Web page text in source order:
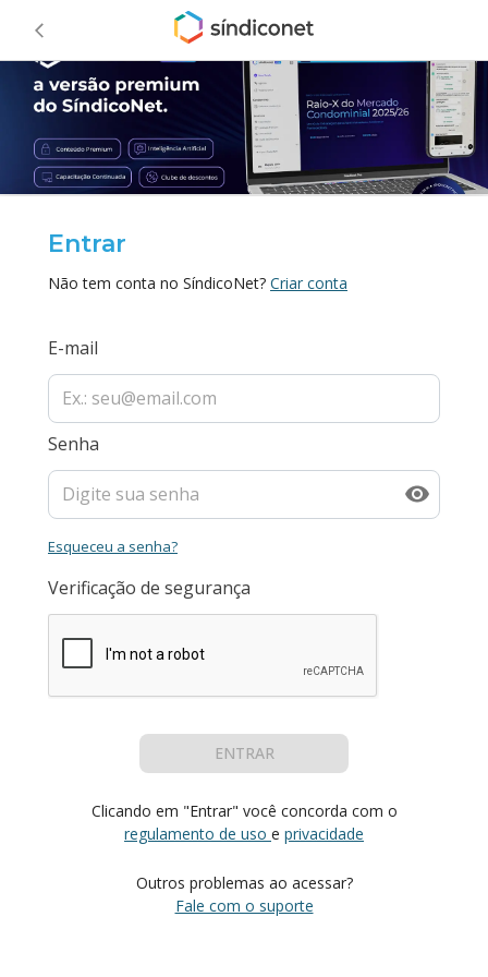
Entrar
Não tem conta no SíndicoNet? Criar conta
E-mail
Senha
Esqueceu a senha?
Verificação de segurança
ENTRAR
Clicando em "Entrar" você concorda com o
regulamento de uso e privacidade
Outros problemas ao acessar?
Fale com o suporte